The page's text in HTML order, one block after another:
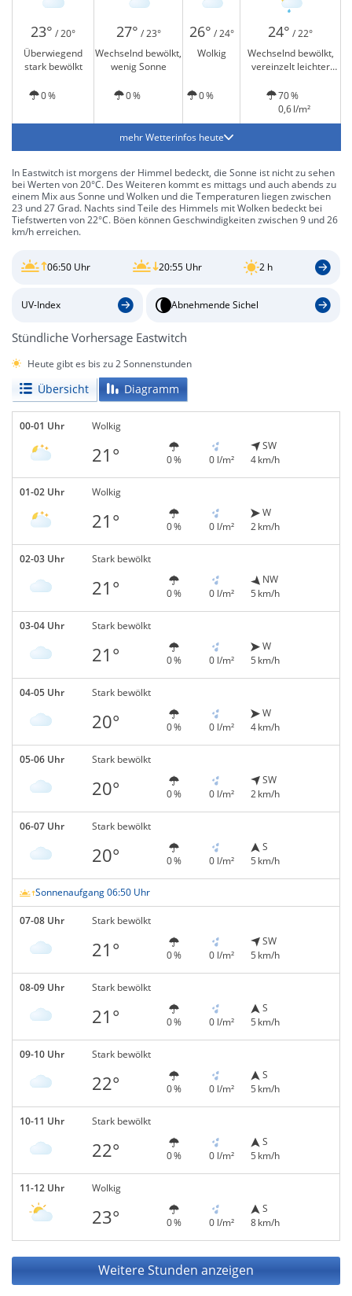
23° / 20° 27° / 23° 26° / 24° 24° / 22°
Überwiegend
stark bewölkt
Wechselnd bewölkt,
wenig Sonne
Wolkig
Wechselnd bewölkt,
vereinzelt leichter
0 %
0 % 0 %
70 %
0,6 l/m²
mehr Wetterinfos heute
In Eastwitch ist morgens der Himmel bedeckt, die Sonne ist nicht zu sehen
bei Werten von 20°C. Des Weiteren kommt es mittags und auch abends zu
einem Mix aus Sonne und Wolken und die Temperaturen liegen zwischen
23 und 27 Grad. Nachts sind Teile des Himmels mit Wolken bedeckt bei
Tiefstwerten von 22°C. Böen können Geschwindigkeiten zwischen 9 und 26
km/h erreichen.
06:50 Uhr 20:55 Uhr 2 h
UV-Index Abnehmende Sichel
Stündliche Vorhersage Eastwitch
Heute gibt es bis zu 2 Sonnenstunden
Übersicht Diagramm
00-01 Uhr Wolkig
21° 0 % 0 l/m²
SW
4 km/h
01-02 Uhr Wolkig
21° 0 % 0 l/m²
W
2 km/h
02-03 Uhr Stark bewölkt
21° 0 % 0 l/m²
NW
5 km/h
03-04 Uhr Stark bewölkt
21° 0 % 0 l/m²
W
5 km/h
04-05 Uhr Stark bewölkt
20° 0 % 0 l/m²
W
4 km/h
05-06 Uhr Stark bewölkt
20° 0 % 0 l/m²
SW
2 km/h
06-07 Uhr Stark bewölkt
20° 0 % 0 l/m²
S
5 km/h
Sonnenaufgang 06:50 Uhr
07-08 Uhr Stark bewölkt
21° 0 % 0 l/m²
SW
5 km/h
08-09 Uhr Stark bewölkt
21° 0 % 0 l/m²
S
5 km/h
09-10 Uhr Stark bewölkt
22° 0 % 0 l/m²
S
5 km/h
10-11 Uhr Stark bewölkt
22° 0 % 0 l/m²
S
5 km/h
11-12 Uhr Wolkig
23° 0 % 0 l/m²
S
8 km/h
Weitere Stunden anzeigen